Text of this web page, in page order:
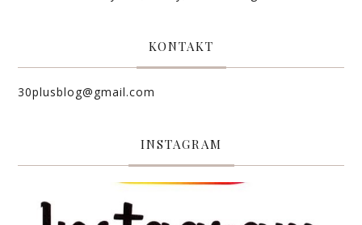
KONTAKT
30plusblog@gmail.com
INSTAGRAM